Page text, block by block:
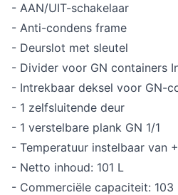
- AAN/UIT-schakelaar
- Anti-condens frame
- Deurslot met sleutel
- Divider voor GN containers
- Intrekbaar deksel voor GN-
- 1 zelfsluitende deur
- 1 verstelbare plank GN 1/1
- Temperatuur instelbaar van
- Netto inhoud: 101 L
- Commerciële capaciteit: 103